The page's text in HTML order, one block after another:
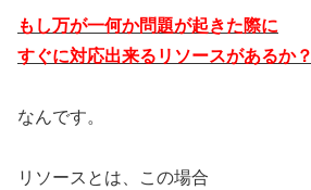
もし万が一何か問題が起きた際に
すぐに対応出来るリソースがあるか？
なんです。
リソースとは、この場合